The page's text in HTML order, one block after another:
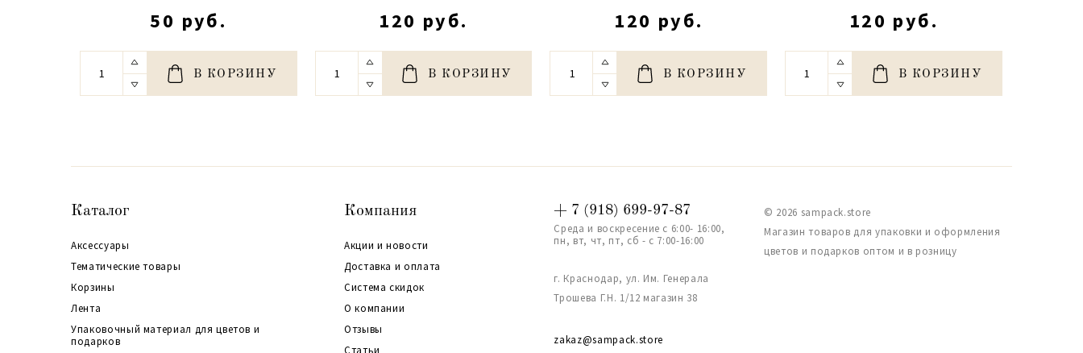
50 руб.
В КОРЗИНУ
120 руб.
В КОРЗИНУ
120 руб.
В КОРЗИНУ
120 руб.
В КОРЗИНУ
Каталог
Аксессуары
Тематические товары
Корзины
Лента
Упаковочный материал для цветов и
подарков
Компания
Акции и новости
Доставка и оплата
Система скидок
О компании
Отзывы
Статьи
+ 7 (918) 699-97-87
Среда и воскресение с 6:00- 16:00,
пн, вт, чт, пт, сб - с 7:00-16:00
г. Краснодар, ул. Им. Генерала
Трошева Г.Н. 1/12 магазин 38
zakaz@sampack.store
© 2026 sampack.store
Магазин товаров для упаковки и оформления
цветов и подарков оптом и в розницу